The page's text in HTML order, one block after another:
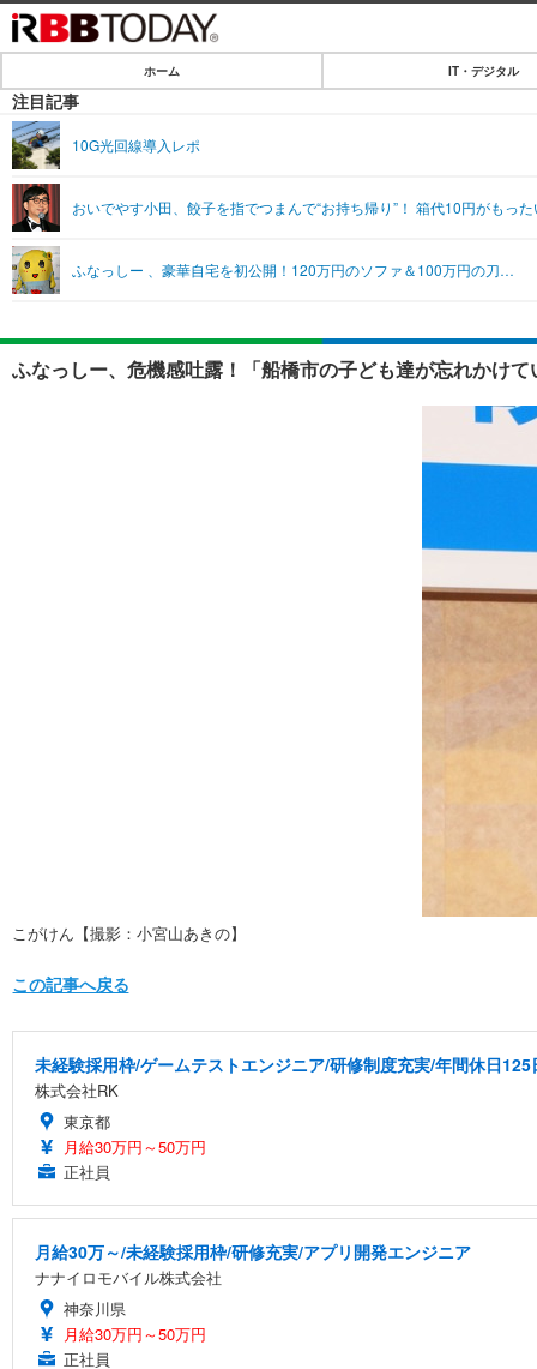
IT・デジタル
ショッピング
SPEED TEST
エンタメ
エンタメTOP
音楽
ショッピング
ライフ
ライフTOP
ペット
リリース一覧
ホーム IT・デジタル
注目記事
10G光回線導入レポ
おいでやす小田、餃子を指でつまんで“お持ち帰り”！ 箱代10円がもっ
ふなっしー 、豪華自宅を初公開！120万円のソファ＆100万円の刀…
ふなっしー、危機感吐露！「船橋市の子ども達が忘れかけ
こがけん【撮影：小宮山あきの】
この記事へ戻る
未経験採用枠/ゲームテストエンジニア/研修制度充実/年間休日125
株式会社RK
東京都
月給30万円～50万円
正社員
月給30万～/未経験採用枠/研修充実/アプリ開発エンジニア
ナナイロモバイル株式会社
神奈川県
月給30万円～50万円
正社員